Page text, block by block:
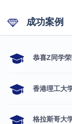
成功案例
恭喜Z同学
香港理工大
格拉斯哥大